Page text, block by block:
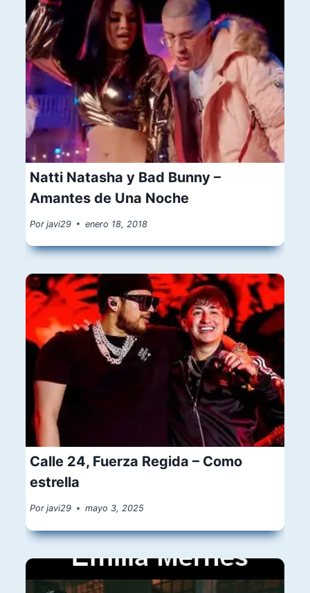
Natti Natasha y Bad Bunny –
Amantes de Una Noche
Por javi29 enero 18, 2018
Calle 24, Fuerza Regida – Como
estrella
Por javi29 mayo 3, 2025